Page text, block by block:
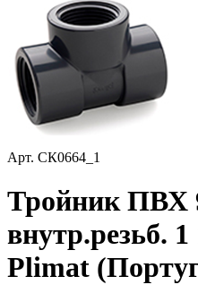
Арт. СК0664_1
Тройник ПВХ
внутр.резьб.
Plimat